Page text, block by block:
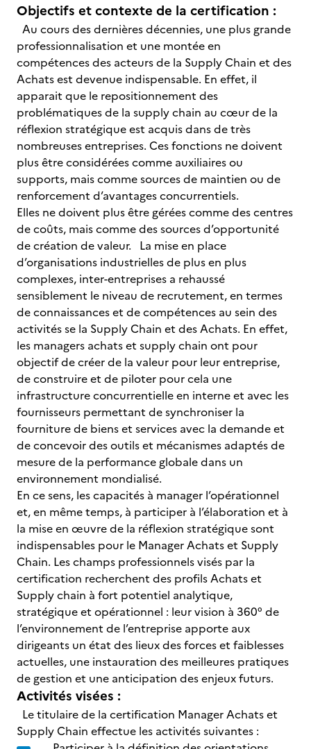
Objectifs et contexte de la certification :
Au cours des dernières décennies, une plus grande
professionnalisation et une montée en
compétences des acteurs de la Supply Chain et des
Achats est devenue indispensable. En effet, il
apparait que le repositionnement des
problématiques de la supply chain au cœur de la
réflexion stratégique est acquis dans de très
nombreuses entreprises. Ces fonctions ne doivent
plus être considérées comme auxiliaires ou
supports, mais comme sources de maintien ou de
renforcement d’avantages concurrentiels.
Elles ne doivent plus être gérées comme des centres
de coûts, mais comme des sources d’opportunité
de création de valeur. La mise en place
d’organisations industrielles de plus en plus
complexes, inter-entreprises a rehaussé
sensiblement le niveau de recrutement, en termes
de connaissances et de compétences au sein des
activités se la Supply Chain et des Achats. En effet,
les managers achats et supply chain ont pour
objectif de créer de la valeur pour leur entreprise,
de construire et de piloter pour cela une
infrastructure concurrentielle en interne et avec les
fournisseurs permettant de synchroniser la
fourniture de biens et services avec la demande et
de concevoir des outils et mécanismes adaptés de
mesure de la performance globale dans un
environnement mondialisé.
En ce sens, les capacités à manager l’opérationnel
et, en même temps, à participer à l’élaboration et à
la mise en œuvre de la réflexion stratégique sont
indispensables pour le Manager Achats et Supply
Chain. Les champs professionnels visés par la
certification recherchent des profils Achats et
Supply chain à fort potentiel analytique,
stratégique et opérationnel : leur vision à 360° de
l’environnement de l’entreprise apporte aux
dirigeants un état des lieux des forces et faiblesses
actuelles, une instauration des meilleures pratiques
de gestion et une anticipation des enjeux futurs.
Activités visées :
Le titulaire de la certification Manager Achats et
Supply Chain effectue les activités suivantes :